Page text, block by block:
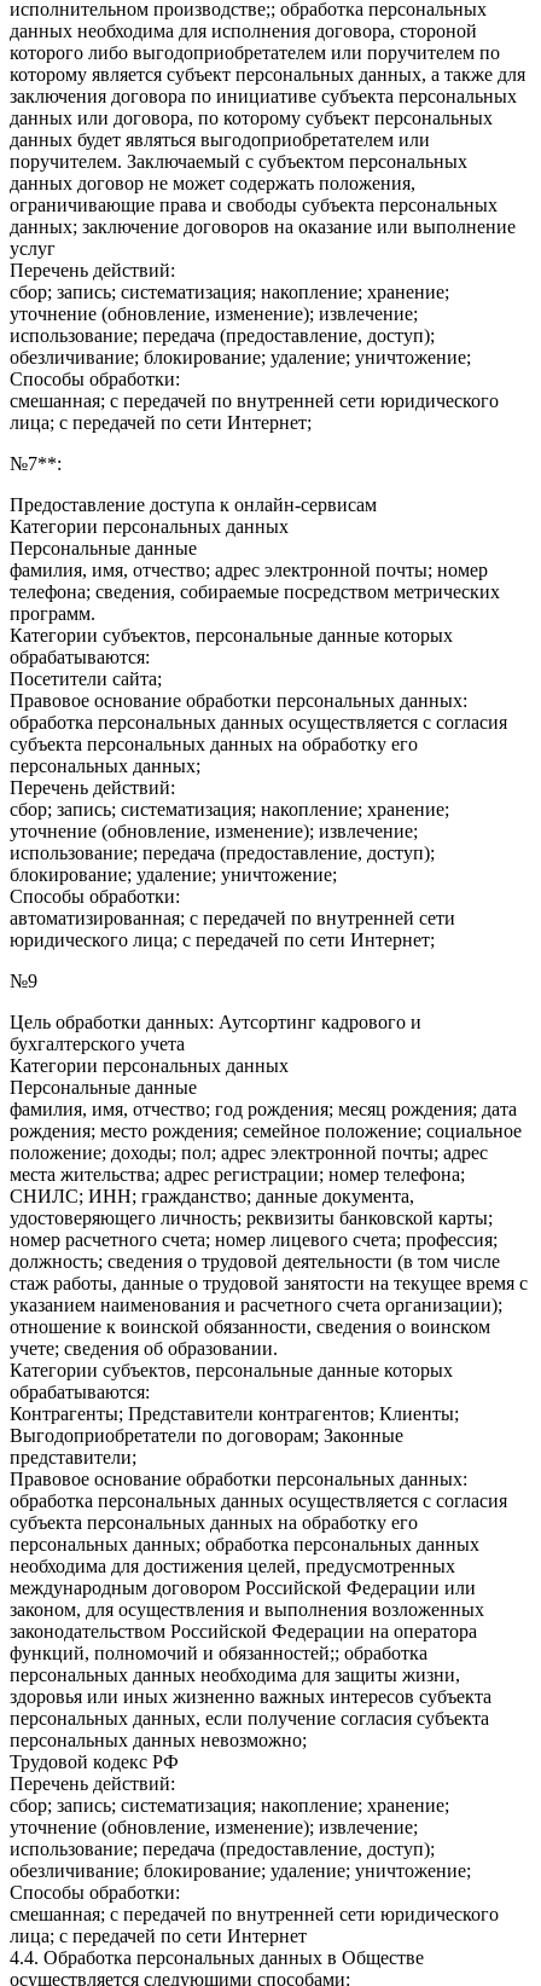
исполнительном производстве;; обработка персональных
данных необходима для исполнения договора, стороной
которого либо выгодоприобретателем или поручителем по
которому является субъект персональных данных, а также для
заключения договора по инициативе субъекта персональных
данных или договора, по которому субъект персональных
данных будет являться выгодоприобретателем или
поручителем. Заключаемый с субъектом персональных
данных договор не может содержать положения,
ограничивающие права и свободы субъекта персональных
данных; заключение договоров на оказание или выполнение
услуг
Перечень действий:
сбор; запись; систематизация; накопление; хранение;
уточнение (обновление, изменение); извлечение;
использование; передача (предоставление, доступ);
обезличивание; блокирование; удаление; уничтожение;
Способы обработки:
смешанная; с передачей по внутренней сети юридического
лица; с передачей по сети Интернет;
№7**:
Предоставление доступа к онлайн-сервисам
Категории персональных данных
Персональные данные
фамилия, имя, отчество; адрес электронной почты; номер
телефона; сведения, собираемые посредством метрических
программ.
Категории субъектов, персональные данные которых
обрабатываются:
Посетители сайта;
Правовое основание обработки персональных данных:
обработка персональных данных осуществляется с согласия
субъекта персональных данных на обработку его
персональных данных;
Перечень действий:
сбор; запись; систематизация; накопление; хранение;
уточнение (обновление, изменение); извлечение;
использование; передача (предоставление, доступ);
блокирование; удаление; уничтожение;
Способы обработки:
автоматизированная; с передачей по внутренней сети
юридического лица; с передачей по сети Интернет;
№9
Цель обработки данных: Аутсортинг кадрового и
бухгалтерского учета
Категории персональных данных
Персональные данные
фамилия, имя, отчество; год рождения; месяц рождения; дата
рождения; место рождения; семейное положение; социальное
положение; доходы; пол; адрес электронной почты; адрес
места жительства; адрес регистрации; номер телефона;
СНИЛС; ИНН; гражданство; данные документа,
удостоверяющего личность; реквизиты банковской карты;
номер расчетного счета; номер лицевого счета; профессия;
должность; сведения о трудовой деятельности (в том числе
стаж работы, данные о трудовой занятости на текущее время с
указанием наименования и расчетного счета организации);
отношение к воинской обязанности, сведения о воинском
учете; сведения об образовании.
Категории субъектов, персональные данные которых
обрабатываются:
Контрагенты; Представители контрагентов; Клиенты;
Выгодоприобретатели по договорам; Законные
представители;
Правовое основание обработки персональных данных:
обработка персональных данных осуществляется с согласия
субъекта персональных данных на обработку его
персональных данных; обработка персональных данных
необходима для достижения целей, предусмотренных
международным договором Российской Федерации или
законом, для осуществления и выполнения возложенных
законодательством Российской Федерации на оператора
функций, полномочий и обязанностей;; обработка
персональных данных необходима для защиты жизни,
здоровья или иных жизненно важных интересов субъекта
персональных данных, если получение согласия субъекта
персональных данных невозможно;
Трудовой кодекс РФ
Перечень действий:
сбор; запись; систематизация; накопление; хранение;
уточнение (обновление, изменение); извлечение;
использование; передача (предоставление, доступ);
обезличивание; блокирование; удаление; уничтожение;
Способы обработки:
смешанная; с передачей по внутренней сети юридического
лица; с передачей по сети Интернет
4.4. Обработка персональных данных в Обществе
осуществляется следующими способами: